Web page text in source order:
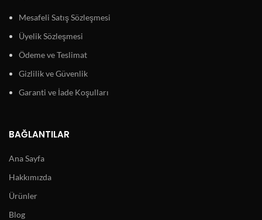
Mesafeli Satış Sözleşmesi
Üyelik Sözleşmesi
Ödeme ve Teslimat
Gizlilik ve Güvenlik
Garanti ve İade Koşulları
BAĞLANTILAR
Ana Sayfa
Hakkımızda
Ürünler
Blog